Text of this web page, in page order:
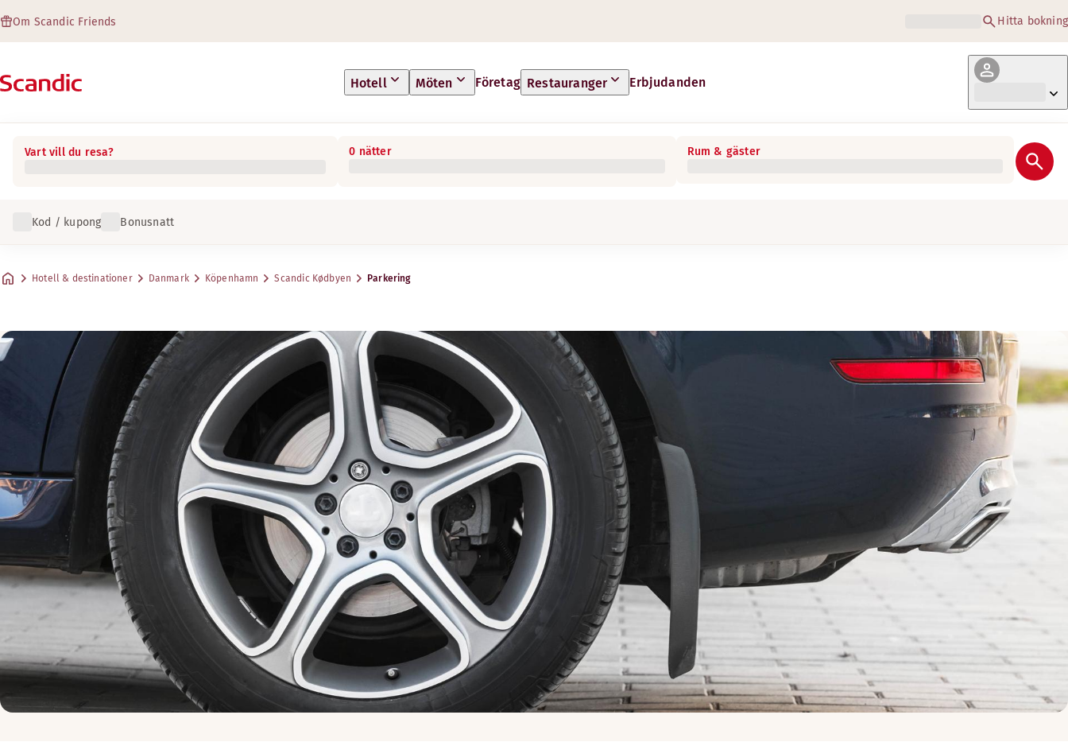
Om Scandic Friends Hitta bokning
Hotell Möten Företag Restauranger Erbjudanden
Vart vill du resa? 0 nätter Rum & gäster
Kod / kupong Bonusnatt
Hotell & destinationer Danmark Köpenhamn Scandic Kødbyen Parkering